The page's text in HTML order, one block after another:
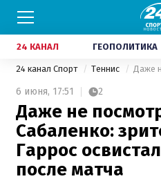
24 КАНАЛ ГЕОПОЛИТИКА
24 канал Спорт Теннис
6 июня, 17:51 2
Даже не
Сабаленко:
Гаррос
после матча